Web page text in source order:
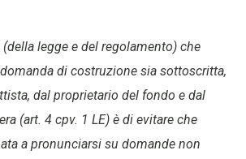
legge e del regolamento) che
di costruzione sia sottoscritta,
dal proprietario del fondo e dal
(art. 4 cpv. 1 LE) è di evitare che
a pronunciarsi su domande non